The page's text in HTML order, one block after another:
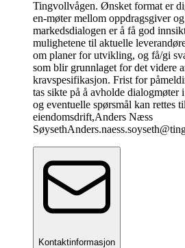
Tingvollvågen. Ønsket format er
en-møter mellom oppdragsgiver
markedsdialogen er å få god
mulighetene til aktuelle
om planer for utvikling, og få/gi
som blir grunnlaget for det videre
kravspesifikasjon. Frist for
tas sikte på å avholde dialogmøter
og eventuelle spørsmål kan rettes
eiendomsdrift,Anders Næss
Kontaktinformasjon